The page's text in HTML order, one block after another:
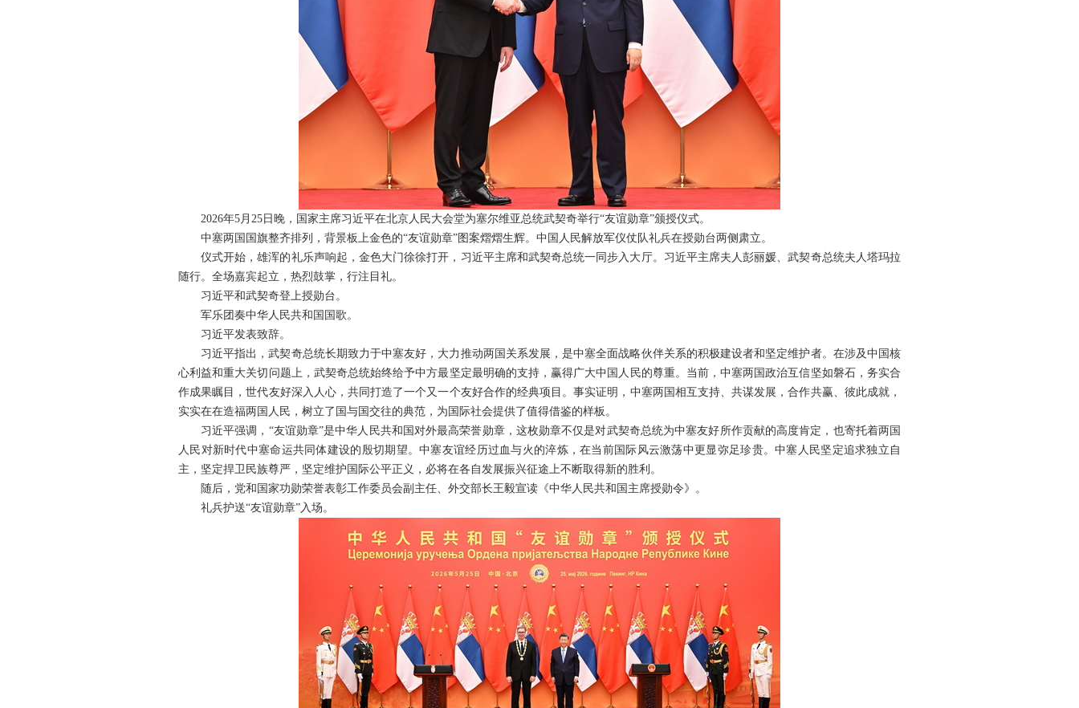
2026年5月25日晚，国家主席习近平在北京人民大会堂为塞尔维亚总统武契奇举行“友谊勋章”颁授仪式。
中塞两国国旗整齐排列，背景板上金色的“友谊勋章”图案熠熠生辉。中国人民解放军仪仗队礼兵在授勋台两侧肃立。
仪式开始，雄浑的礼乐声响起，金色大门徐徐打开，习近平主席和武契奇总统一同步入大厅。习近平主席夫人彭丽媛、武契奇总统夫人塔玛拉
随行。全场嘉宾起立，热烈鼓掌，行注目礼。
习近平和武契奇登上授勋台。
军乐团奏中华人民共和国国歌。
习近平发表致辞。
习近平指出，武契奇总统长期致力于中塞友好，大力推动两国关系发展，是中塞全面战略伙伴关系的积极建设者和坚定维护者。在涉及中国核
心利益和重大关切问题上，武契奇总统始终给予中方最坚定最明确的支持，赢得广大中国人民的尊重。当前，中塞两国政治互信坚如磐石，务实合
作成果瞩目，世代友好深入人心，共同打造了一个又一个友好合作的经典项目。事实证明，中塞两国相互支持、共谋发展，合作共赢、彼此成就，
实实在在造福两国人民，树立了国与国交往的典范，为国际社会提供了值得借鉴的样板。
习近平强调，“友谊勋章”是中华人民共和国对外最高荣誉勋章，这枚勋章不仅是对武契奇总统为中塞友好所作贡献的高度肯定，也寄托着两国
人民对新时代中塞命运共同体建设的殷切期望。中塞友谊经历过血与火的淬炼，在当前国际风云激荡中更显弥足珍贵。中塞人民坚定追求独立自
主，坚定捍卫民族尊严，坚定维护国际公平正义，必将在各自发展振兴征途上不断取得新的胜利。
随后，党和国家功勋荣誉表彰工作委员会副主任、外交部长王毅宣读《中华人民共和国主席授勋令》。
礼兵护送“友谊勋章”入场。